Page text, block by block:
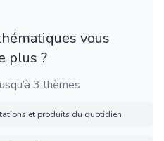
vous
plus ?
3 thèmes
et produits du quotidien